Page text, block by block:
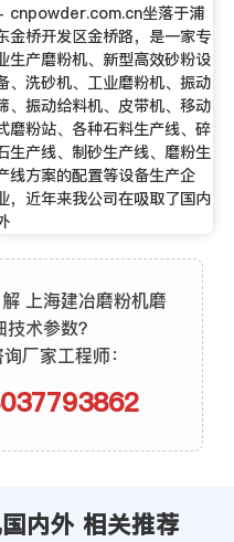
cnpowder.com.cn坐落于浦
金桥开发区金桥路，是一家专
生产磨粉机、新型高效砂粉设
、洗砂机、工业磨粉机、振动
、振动给料机、皮带机、移动
磨粉站、各种石料生产线、碎
生产线、制砂生产线、磨粉生
线方案的配置等设备生产企
，近年来我公司在吸取了国内
上海建冶磨粉机磨
术参数？
厂家工程师：
内外 相关推荐